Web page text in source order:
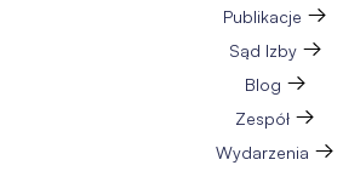
Publikacje
Sąd Izby
Blog
Zespół
Wydarzenia